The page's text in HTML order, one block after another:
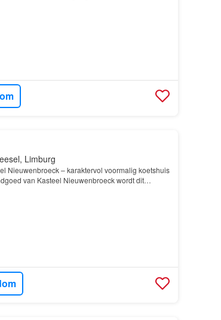
Limburg
Nieuwenbroeck – karaktervol voormalig koetshuis
van Kasteel Nieuwenbroeck wordt dit
te huur aangeboden.…